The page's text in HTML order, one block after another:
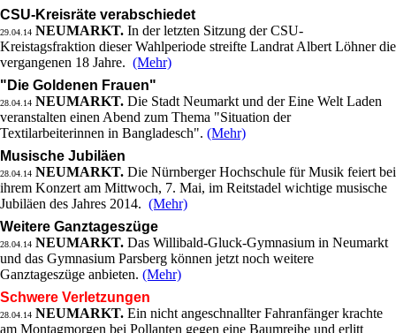
CSU-Kreisräte verabschiedet
29.04.14 NEUMARKT. In der letzten Sitzung der CSU-
Kreistagsfraktion dieser Wahlperiode streifte Landrat Albert Löhner die
vergangenen 18 Jahre. (Mehr)
"Die Goldenen Frauen"
28.04.14 NEUMARKT. Die Stadt Neumarkt und der Eine Welt Laden
veranstalten einen Abend zum Thema "Situation der
Textilarbeiterinnen in Bangladesch". (Mehr)
Musische Jubiläen
28.04.14 NEUMARKT. Die Nürnberger Hochschule für Musik feiert bei
ihrem Konzert am Mittwoch, 7. Mai, im Reitstadel wichtige musische
Jubiläen des Jahres 2014. (Mehr)
Weitere Ganztageszüge
28.04.14 NEUMARKT. Das Willibald-Gluck-Gymnasium in Neumarkt
und das Gymnasium Parsberg können jetzt noch weitere
Ganztageszüge anbieten. (Mehr)
Schwere Verletzungen
28.04.14 NEUMARKT. Ein nicht angeschnallter Fahranfänger krachte
am Montagmorgen bei Pollanten gegen eine Baumreihe und erlitt